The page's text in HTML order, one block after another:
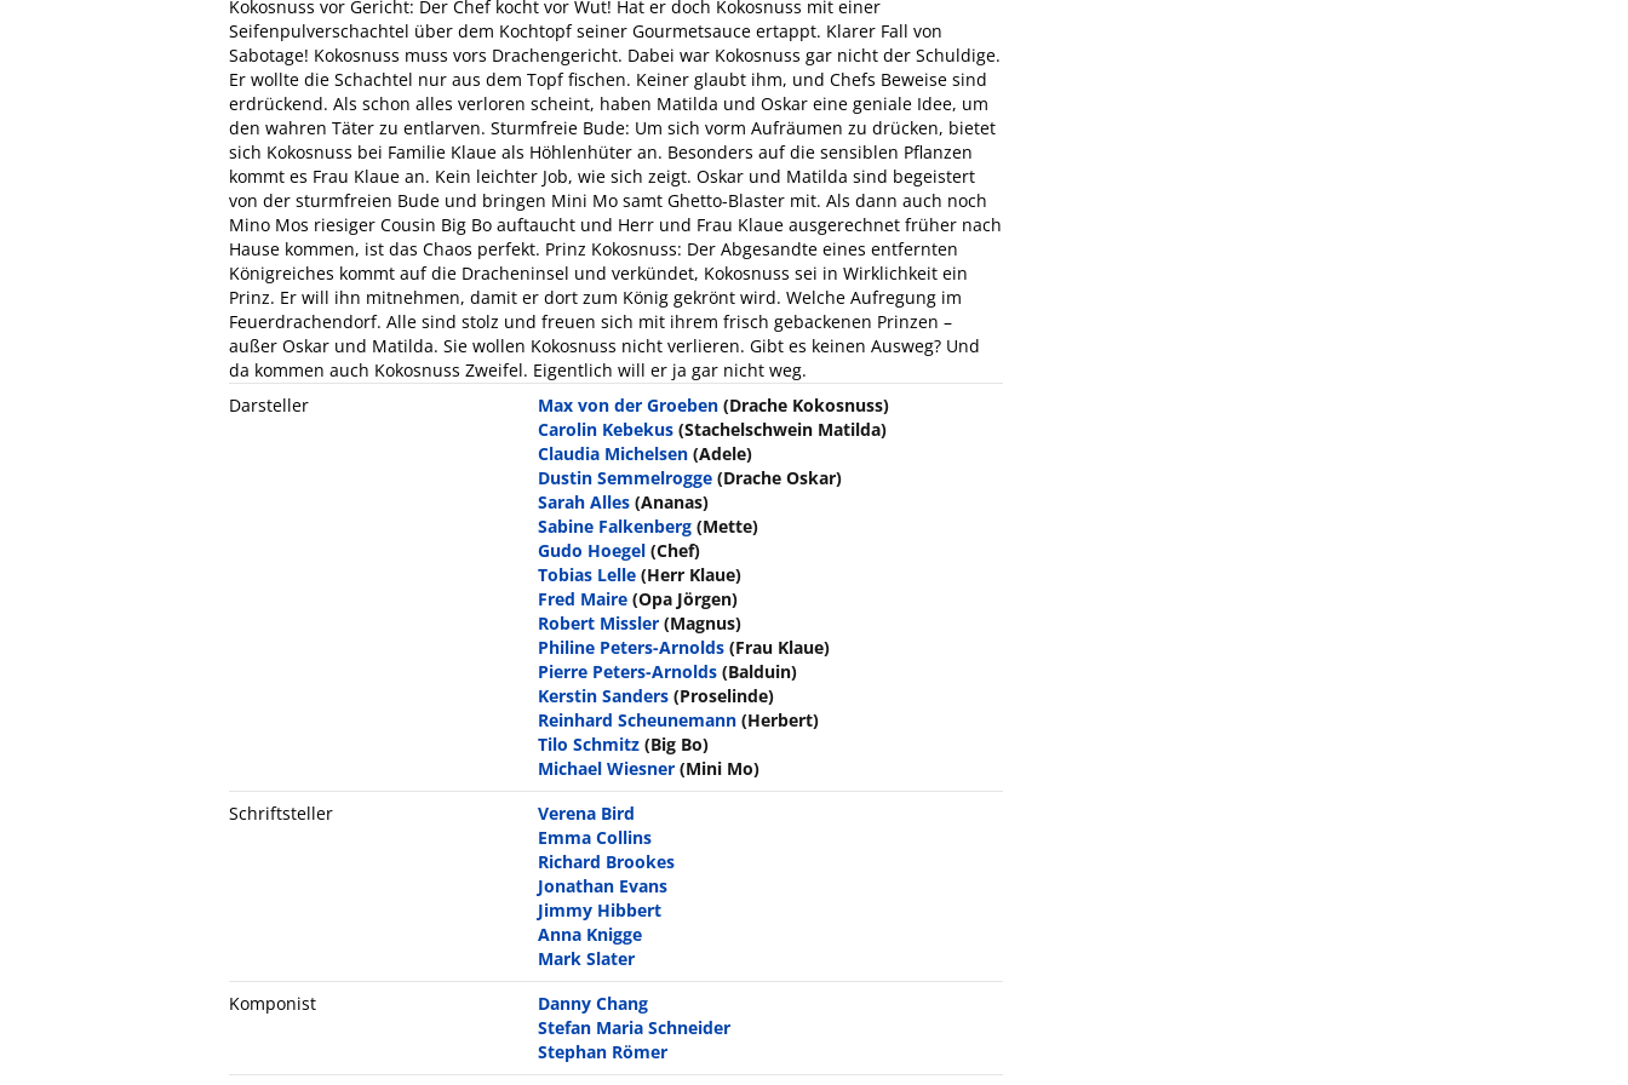
Kokosnuss vor Gericht: Der Chef kocht vor Wut! Hat er doch Kokosnuss mit einer
Seifenpulverschachtel über dem Kochtopf seiner Gourmetsauce ertappt. Klarer Fall von
Sabotage! Kokosnuss muss vors Drachengericht. Dabei war Kokosnuss gar nicht der Schuldige.
Er wollte die Schachtel nur aus dem Topf fischen. Keiner glaubt ihm, und Chefs Beweise sind
erdrückend. Als schon alles verloren scheint, haben Matilda und Oskar eine geniale Idee, um
den wahren Täter zu entlarven. Sturmfreie Bude: Um sich vorm Aufräumen zu drücken, bietet
sich Kokosnuss bei Familie Klaue als Höhlenhüter an. Besonders auf die sensiblen Pflanzen
kommt es Frau Klaue an. Kein leichter Job, wie sich zeigt. Oskar und Matilda sind begeistert
von der sturmfreien Bude und bringen Mini Mo samt Ghetto-Blaster mit. Als dann auch noch
Mino Mos riesiger Cousin Big Bo auftaucht und Herr und Frau Klaue ausgerechnet früher nach
Hause kommen, ist das Chaos perfekt. Prinz Kokosnuss: Der Abgesandte eines entfernten
Königreiches kommt auf die Dracheninsel und verkündet, Kokosnuss sei in Wirklichkeit ein
Prinz. Er will ihn mitnehmen, damit er dort zum König gekrönt wird. Welche Aufregung im
Feuerdrachendorf. Alle sind stolz und freuen sich mit ihrem frisch gebackenen Prinzen –
außer Oskar und Matilda. Sie wollen Kokosnuss nicht verlieren. Gibt es keinen Ausweg? Und
da kommen auch Kokosnuss Zweifel. Eigentlich will er ja gar nicht weg.
Darsteller
Max von der Groeben (Drache Kokosnuss)
Carolin Kebekus (Stachelschwein Matilda)
Claudia Michelsen (Adele)
Dustin Semmelrogge (Drache Oskar)
Sarah Alles (Ananas)
Sabine Falkenberg (Mette)
Gudo Hoegel (Chef)
Tobias Lelle (Herr Klaue)
Fred Maire (Opa Jörgen)
Robert Missler (Magnus)
Philine Peters-Arnolds (Frau Klaue)
Pierre Peters-Arnolds (Balduin)
Kerstin Sanders (Proselinde)
Reinhard Scheunemann (Herbert)
Tilo Schmitz (Big Bo)
Michael Wiesner (Mini Mo)
Schriftsteller
Verena Bird
Emma Collins
Richard Brookes
Jonathan Evans
Jimmy Hibbert
Anna Knigge
Mark Slater
Komponist
Danny Chang
Stefan Maria Schneider
Stephan Römer